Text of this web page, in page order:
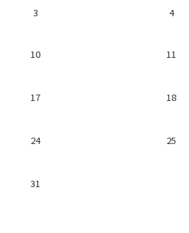
3 4
10 11
17 18
24 25
31